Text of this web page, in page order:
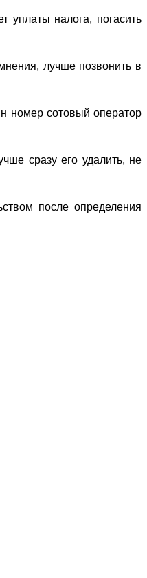
уплаты налога, погасить
лучше позвонить в
номер сотовый оператор
сразу его удалить, не
после определения